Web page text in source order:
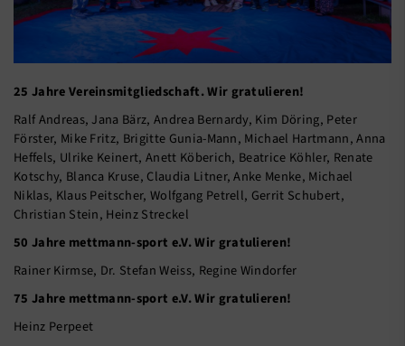
25 Jahre Vereinsmitgliedschaft. Wir gratulieren!
Ralf Andreas, Jana Bärz, Andrea Bernardy, Kim Döring, Peter
Förster, Mike Fritz, Brigitte Gunia-Mann, Michael Hartmann, Anna
Heffels, Ulrike Keinert, Anett Köberich, Beatrice Köhler, Renate
Kotschy, Blanca Kruse, Claudia Litner, Anke Menke, Michael
Niklas, Klaus Peitscher, Wolfgang Petrell, Gerrit Schubert,
Christian Stein, Heinz Streckel
50 Jahre mettmann-sport e.V. Wir gratulieren!
Rainer Kirmse, Dr. Stefan Weiss, Regine Windorfer
75 Jahre mettmann-sport e.V. Wir gratulieren!
Heinz Perpeet